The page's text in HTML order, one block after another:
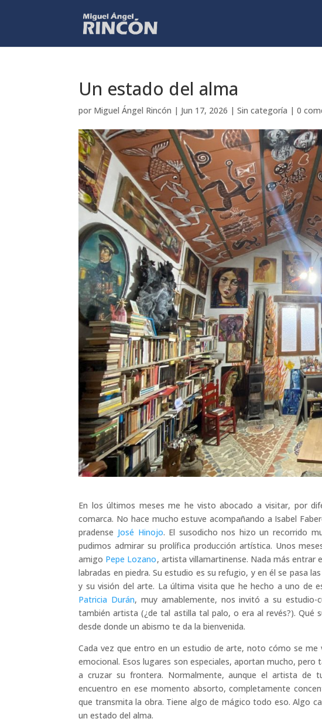
Un estado del alma
por Miguel Ángel Rincón | Jun 17, 2026 |Sin categoría |0
En los últimos meses me he visto abocado a visitar, por
comarca. No hace mucho estuve acompañando a Isabel
pradense José Hinojo. El susodicho nos hizo un recorrido
pudimos admirar su prolífica producción artística. Unos
amigo Pepe Lozano, artista villamartinense. Nada más entrar
labradas en piedra. Su estudio es su refugio, y en él se pasa
y su visión del arte. La última visita que he hecho a uno de
Patricia Durán, muy amablemente, nos invitó a su estudio-
también artista (¿de tal astilla tal palo, o era al revés?). Qué
desde donde un abismo te da la bienvenida.
Cada vez que entro en un estudio de arte, noto cómo se me
emocional. Esos lugares son especiales, aportan mucho,
a cruzar su frontera. Normalmente, aunque el artista de
encuentro en ese momento absorto, completamente
que transmita la obra. Tiene algo de mágico todo eso. Algo
un estado del alma.